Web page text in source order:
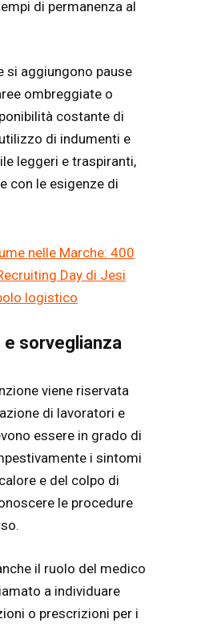
di permanenza al
si aggiungono pause
ombreggiate o
costante di
di indumenti e
leggeri e traspiranti,
con le esigenze di
nelle Marche: 400
Day di Jesi
logistico
e sorveglianza
viene riservata
di lavoratori e
essere in grado di
i sintomi
e del colpo di
le procedure
il ruolo del medico
a individuare
o prescrizioni per i